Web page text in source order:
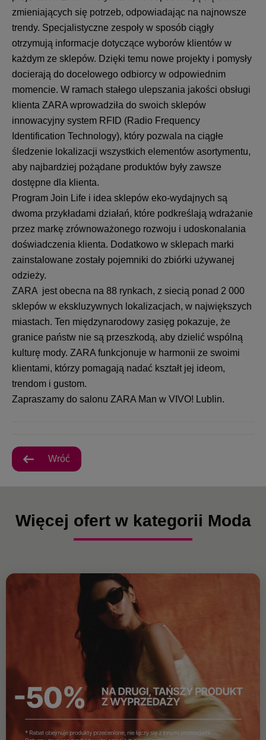
zmieniających się potrzeb, odpowiadając na najnowsze
trendy. Specjalistyczne zespoły w sposób ciągły
otrzymują informacje dotyczące wyborów klientów w
każdym ze sklepów. Dzięki temu nowe projekty i pomysły
docierają do docelowego odbiorcy w odpowiednim
momencie. W ramach stałego ulepszania jakości obsługi
klienta ZARA wprowadziła do swoich sklepów
innowacyjny system RFID (Radio Frequency
Identification Technology), który pozwala na ciągłe
śledzenie lokalizacji wszystkich elementów asortymentu,
aby najbardziej pożądane produktów były zawsze
dostępne dla klienta.
Program Join Life i idea sklepów eko-wydajnych są
dwoma przykładami działań, które podkreślają wdrażanie
przez markę zrównoważonego rozwoju i udoskonalania
doświadczenia klienta. Dodatkowo w sklepach marki
zainstalowane zostały pojemniki do zbiórki używanej
odzieży.
ZARA jest obecna na 88 rynkach, z siecią ponad 2 000
sklepów w ekskluzywnych lokalizacjach, w największych
miastach. Ten międzynarodowy zasięg pokazuje, że
granice państw nie są przeszkodą, aby dzielić wspólną
kulturę mody. ZARA funkcjonuje w harmonii ze swoimi
klientami, którzy pomagają nadać kształt jej ideom,
trendom i gustom.
Zapraszamy do salonu ZARA Man w VIVO! Lublin.
Wróć
Więcej ofert w kategorii Moda